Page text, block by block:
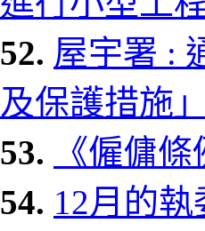
52. 屋宇署 :
及保護措施
53.
《僱傭
54. 12月的